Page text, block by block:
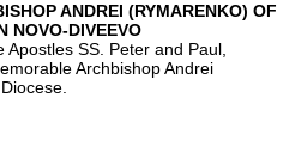
ANDREI (RYMARENKO) OF
NOVO-DIVEEVO
SS. Peter and Paul,
Archbishop Andrei